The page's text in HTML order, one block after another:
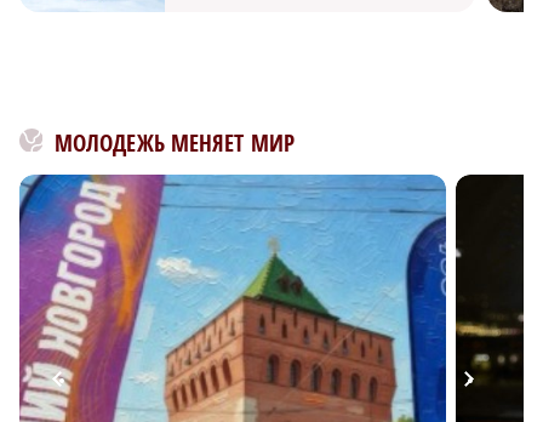
МОЛОДЕЖЬ МЕНЯЕТ МИР